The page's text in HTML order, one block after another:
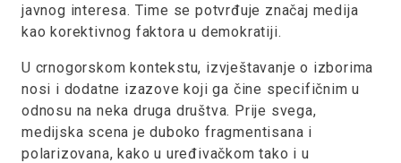
javnog interesa. Time se potvrđuje značaj medija
kao korektivnog faktora u demokratiji.
U crnogorskom kontekstu, izvještavanje o izborima
nosi i dodatne izazove koji ga čine specifičnim u
odnosu na neka druga društva. Prije svega,
medijska scena je duboko fragmentisana i
polarizovana, kako u uređivačkom tako i u